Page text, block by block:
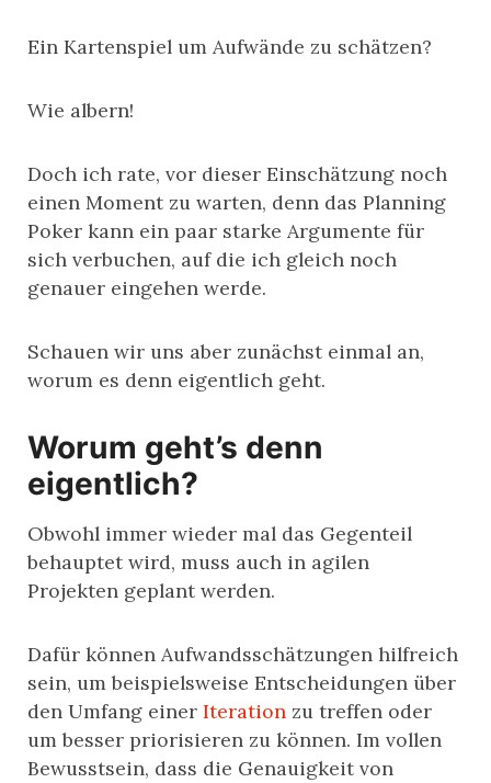
Ein Kartenspiel um Aufwände zu schätzen?
Wie albern!
Doch ich rate, vor dieser Einschätzung noch
einen Moment zu warten, denn das Planning
Poker kann ein paar starke Argumente für
sich verbuchen, auf die ich gleich noch
genauer eingehen werde.
Schauen wir uns aber zunächst einmal an,
worum es denn eigentlich geht.
Worum geht’s denn
eigentlich?
Obwohl immer wieder mal das Gegenteil
behauptet wird, muss auch in agilen
Projekten geplant werden.
Dafür können Aufwandsschätzungen hilfreich
sein, um beispielsweise Entscheidungen über
den Umfang einer Iteration zu treffen oder
um besser priorisieren zu können. Im vollen
Bewusstsein, dass die Genauigkeit von